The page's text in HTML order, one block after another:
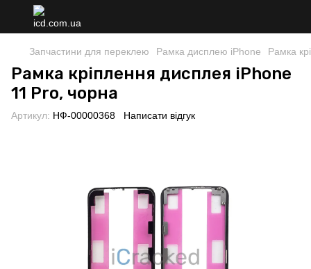
Запчастини для переклею Рамка дисплею iPhone Рамка
Рамка кріплення дисплея iPhone
11 Pro, чорна
Артикул: НФ-00000368 Написати відгук